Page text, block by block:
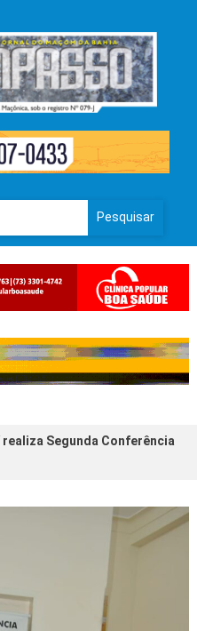
Segunda Conferência